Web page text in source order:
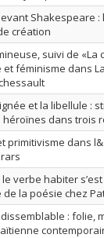
Shakespeare :
création
suivi de
et féminisme dans
et la libellule :
dans trois
primitivisme dans
le verbe habiter
de la poésie chez
: folie,